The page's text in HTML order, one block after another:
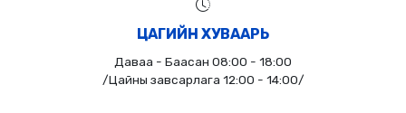
ЦАГИЙН ХУВААРЬ
Даваа - Баасан 08:00 - 18:00
/Цайны завсарлага 12:00 - 14:00/